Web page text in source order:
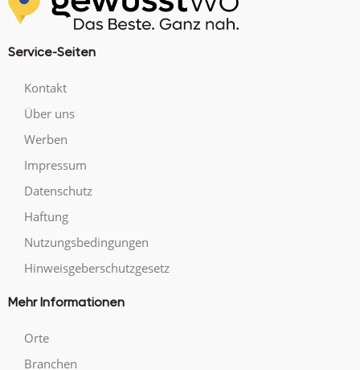
Service-Seiten
Kontakt
Über uns
Werben
Impressum
Datenschutz
Haftung
Nutzungsbedingungen
Hinweisgeberschutzgesetz
Mehr Informationen
Orte
Branchen